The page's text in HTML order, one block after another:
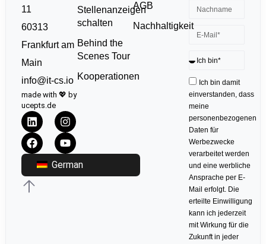
11
60313
Frankfurt am
Main
info@it-cs.io
made with 💖 by
ucepts.de
German
Stellenanzeigen
schalten
Behind the
Scenes Tour
Kooperationen
AGB
Nachhaltigkeit
Ich bin damit
einverstanden, dass
meine
personenbezogenen
Daten für
Werbezwecke
verarbeitet werden
und eine werbliche
Ansprache per E-
Mail erfolgt. Die
erteilte Einwilligung
kann ich jederzeit
mit Wirkung für die
Zukunft in jeder